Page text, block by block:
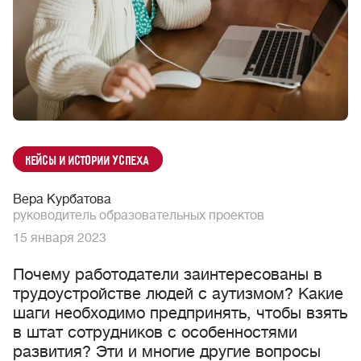
Кейсы и истории успеха
Вера Курбатова
руководитель образовательных проектов
15 января 2023
Почему работодатели заинтересованы в
трудоустройстве людей с аутизмом? Какие
шаги необходимо предпринять, чтобы взять
в штат сотрудников с особенностями
развития? Эти и многие другие вопросы